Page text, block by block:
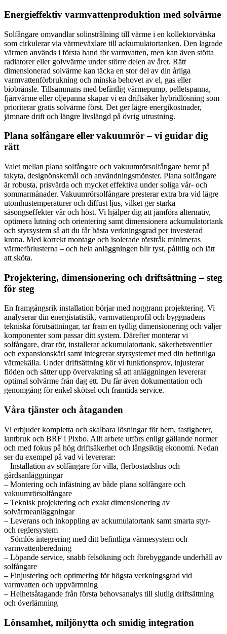
Energieffektiv varmvattenproduktion med solvärme
Solfångare omvandlar solinstrålning till värme i en kollektorvätska
som cirkulerar via värmeväxlare till ackumulatortanken. Den lagrade
värmen används i första hand för varmvatten, men kan även stötta
radiatorer eller golvvärme under större delen av året. Rätt
dimensionerad solvärme kan täcka en stor del av din årliga
varmvattenförbrukning och minska behovet av el, gas eller
biobränsle. Tillsammans med befintlig värmepump, pelletspanna,
fjärrvärme eller oljepanna skapar vi en driftsäker hybridlösning som
prioriterar gratis solvärme först. Det ger lägre energikostnader,
jämnare drift och längre livslängd på övrig utrustning.
Plana solfångare eller vakuumrör – vi guidar dig
rätt
Valet mellan plana solfångare och vakuumrörsolfångare beror på
takyta, designönskemål och användningsmönster. Plana solfångare
är robusta, prisvärda och mycket effektiva under soliga vår- och
sommarmånader. Vakuumrörsolfångare presterar extra bra vid lägre
utomhustemperaturer och diffust ljus, vilket ger starka
säsongseffekter vår och höst. Vi hjälper dig att jämföra alternativ,
optimera lutning och orientering samt dimensionera ackumulatortank
och styrsystem så att du får bästa verkningsgrad per investerad
krona. Med korrekt montage och isolerade rörstråk minimeras
värmeförlusterna – och hela anläggningen blir tyst, pålitlig och lätt
att sköta.
Projektering, dimensionering och driftsättning – steg
för steg
En framgångsrik installation börjar med noggrann projektering. Vi
analyserar din energistatistik, varmvattenprofil och byggnadens
tekniska förutsättningar, tar fram en tydlig dimensionering och väljer
komponenter som passar ditt system. Därefter monterar vi
solfångare, drar rör, installerar ackumulatortank, säkerhetsventiler
och expansionskärl samt integrerar styrsystemet med din befintliga
värmekälla. Under driftsättning kör vi funktionsprov, injusterar
flöden och sätter upp övervakning så att anläggningen levererar
optimal solvärme från dag ett. Du får även dokumentation och
genomgång för enkel skötsel och framtida service.
Våra tjänster och åtaganden
Vi erbjuder kompletta och skalbara lösningar för hem, fastigheter,
lantbruk och BRF i Pixbo. Allt arbete utförs enligt gällande normer
och med fokus på hög driftsäkerhet och långsiktig ekonomi. Nedan
ser du exempel på vad vi levererar:
– Installation av solfångare för villa, flerbostadshus och
gårdsanläggningar
– Montering och infästning av både plana solfångare och
vakuumrörsolfångare
– Teknisk projektering och exakt dimensionering av
solvärmeanläggningar
– Leverans och inkoppling av ackumulatortank samt smarta styr-
och reglersystem
– Sömlös integrering med ditt befintliga värmesystem och
varmvattenberedning
– Löpande service, snabb felsökning och förebyggande underhåll av
solfångare
– Finjustering och optimering för högsta verkningsgrad vid
varmvatten och uppvärmning
– Helhetsåtagande från första behovsanalys till slutlig driftsättning
och överlämning
Lönsamhet, miljönytta och smidig integration